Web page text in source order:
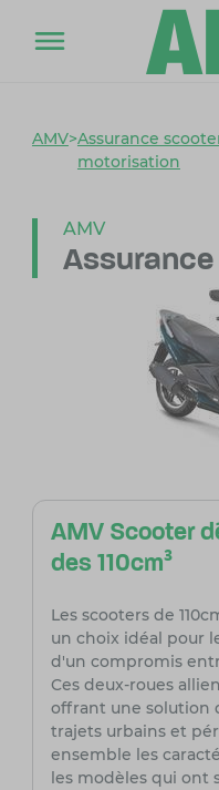
AMV>Assurance
motorisation
AMV
Assurance
AMV Scooter
des 110cm³
Les scooters de
un choix idéal pour
d'un compromis
Ces deux-roues
offrant une solution
trajets urbains et
ensemble les
les modèles qui ont